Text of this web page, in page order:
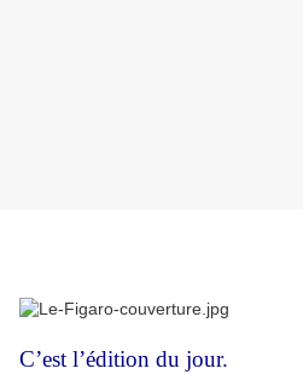
C’est l’édition du jour.